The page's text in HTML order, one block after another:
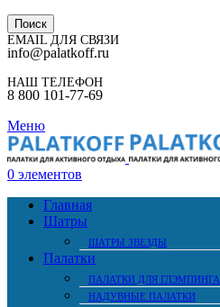
Поиск
EMAIL ДЛЯ СВЯЗИ
info@palatkoff.ru
НАШ ТЕЛЕФОН
8 800 101-77-69
Меню
0 элементов
Главная
Шатры
ШАТРЫ ЗВЕЗДЫ
Палатки
ПАЛАТКИ ДЛЯ ГЛЭМПИНГА
НАДУВНЫЕ ПАЛАТКИ